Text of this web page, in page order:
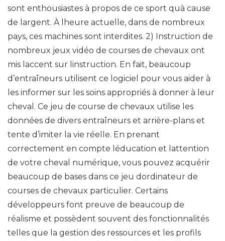
sont enthousiastes à propos de ce sport quà cause
de largent. À lheure actuelle, dans de nombreux
pays, ces machines sont interdites. 2) Instruction de
nombreux jeux vidéo de courses de chevaux ont
mis laccent sur linstruction. En fait, beaucoup
d’entraîneurs utilisent ce logiciel pour vous aider à
les informer sur les soins appropriés à donner à leur
cheval. Ce jeu de course de chevaux utilise les
données de divers entraîneurs et arrière-plans et
tente d’imiter la vie réelle. En prenant
correctement en compte léducation et lattention
de votre cheval numérique, vous pouvez acquérir
beaucoup de bases dans ce jeu dordinateur de
courses de chevaux particulier. Certains
développeurs font preuve de beaucoup de
réalisme et possèdent souvent des fonctionnalités
telles que la gestion des ressources et les profils